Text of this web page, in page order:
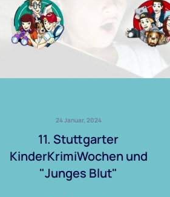
24 Januar, 2024
11. Stuttgarter
KinderKrimiWochen und
"Junges Blut"